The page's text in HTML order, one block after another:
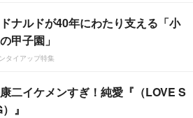
ナルドが40年にわたり支える「小
甲子園」
タイアップ特集
二イケメンすぎ！純愛『（LOVE S
』